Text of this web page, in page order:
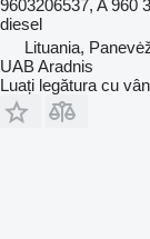
9603206537, A 960
diesel
Lituania,
UAB Aradnis
Luați legătura cu